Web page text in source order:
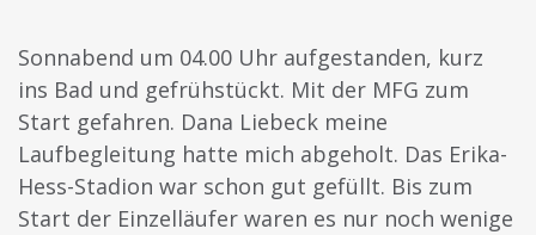
Sonnabend um 04.00 Uhr aufgestanden, kurz
ins Bad und gefrühstückt. Mit der MFG zum
Start gefahren. Dana Liebeck meine
Laufbegleitung hatte mich abgeholt. Das Erika-
Hess-Stadion war schon gut gefüllt. Bis zum
Start der Einzelläufer waren es nur noch wenige